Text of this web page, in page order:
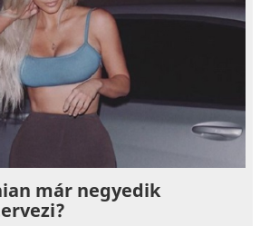
már negyedik